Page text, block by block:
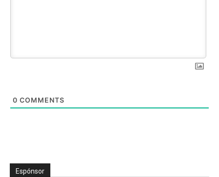
0 COMMENTS
Espónsor